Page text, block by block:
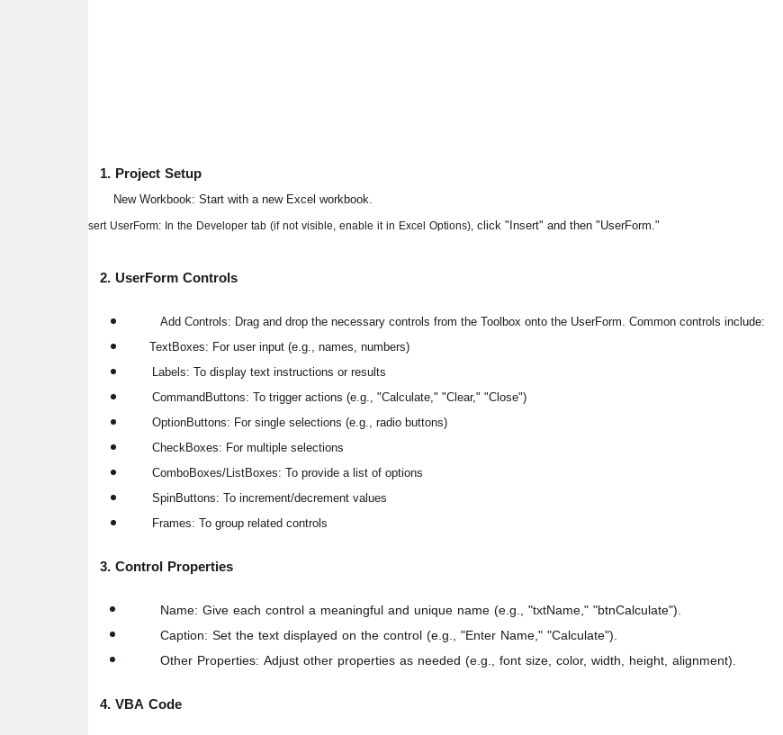
1. Project Setup
New Workbook: Start with a new Excel workbook.
I nsert UserForm: In the Developer tab (if not visible, enable it in Excel Options),click "Insert" and then "UserForm."
2. UserForm Controls
Add Controls: Drag and drop the necessary controls from the Toolbox onto the UserForm. Common controls include:
TextBoxes: For user input (e.g., names, numbers)
Labels: To display text instructions or results
CommandButtons: To trigger actions (e.g., "Calculate," "Clear," "Close")
OptionButtons: For single selections (e.g., radio buttons)
CheckBoxes: For multiple selections
ComboBoxes/ListBoxes: To provide a list of options
SpinButtons: To increment/decrement values
Frames: To group related controls
3. Control Properties
Name: Give each control a meaningful and unique name (e.g., "txtName," "btnCalculate").
Caption: Set the text displayed on the control (e.g., "Enter Name," "Calculate").
Other Properties: Adjust other properties as needed (e.g., font size, color, width, height, alignment).
4. VBA Code